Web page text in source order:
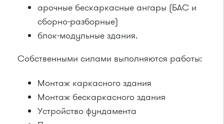
арочные бескаркасные ангары (БАС и
сборно-разборные)
блок-модульные здания.
Собственными силами выполняются работы:
Монтаж каркасного здания
Монтаж бескаркасного здания
Устройство фундамента